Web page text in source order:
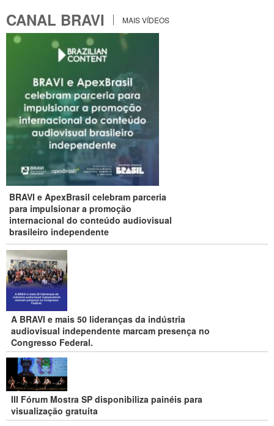
CANAL BRAVI MAIS VÍDEOS
BRAVI e ApexBrasil celebram parceria
para impulsionar a promoção
internacional do conteúdo audiovisual
brasileiro independente
A BRAVI e mais 50 lideranças da indústria
audiovisual independente marcam presença no
Congresso Federal.
III Fórum Mostra SP disponibiliza painéis para
visualização gratuita